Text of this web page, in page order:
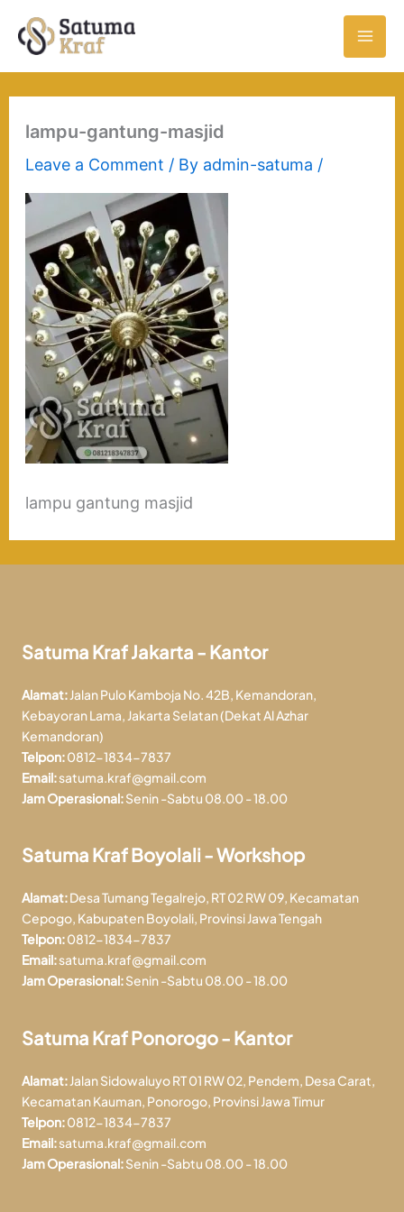
lampu-gantung-masjid
Leave a Comment / By admin-satuma /
lampu gantung masjid
Satuma Kraf Jakarta - Kantor
Alamat:Jalan Pulo Kamboja No. 42B, Kemandoran,
Kebayoran Lama, Jakarta Selatan (Dekat Al Azhar
Kemandoran)
Telpon:0812-1834-7837
Email:satuma.kraf@gmail.com
Jam Operasional:Senin -Sabtu 08.00 - 18.00
Satuma Kraf Boyolali - Workshop
Alamat:Desa Tumang Tegalrejo, RT 02 RW 09, Kecamatan
Cepogo, Kabupaten Boyolali, Provinsi Jawa Tengah
Telpon:0812-1834-7837
Email:satuma.kraf@gmail.com
Jam Operasional:Senin -Sabtu 08.00 - 18.00
Satuma Kraf Ponorogo - Kantor
Alamat:Jalan Sidowaluyo RT 01 RW 02, Pendem, Desa Carat,
Kecamatan Kauman, Ponorogo, Provinsi Jawa Timur
Telpon:0812-1834-7837
Email:satuma.kraf@gmail.com
Jam Operasional:Senin -Sabtu 08.00 - 18.00